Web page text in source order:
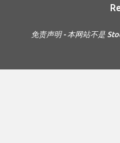
免责声明 - 本网站不是